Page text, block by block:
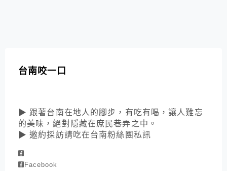
台南咬一口
▶ 跟著台南在地人的腳步，有吃有喝，讓人難忘
的美味，絕對隱藏在庶民巷弄之中。
▶ 邀約採訪請吃在台南粉絲團私訊
Facebook